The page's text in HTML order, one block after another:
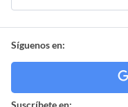
Síguenos en:
Suscríbete en: